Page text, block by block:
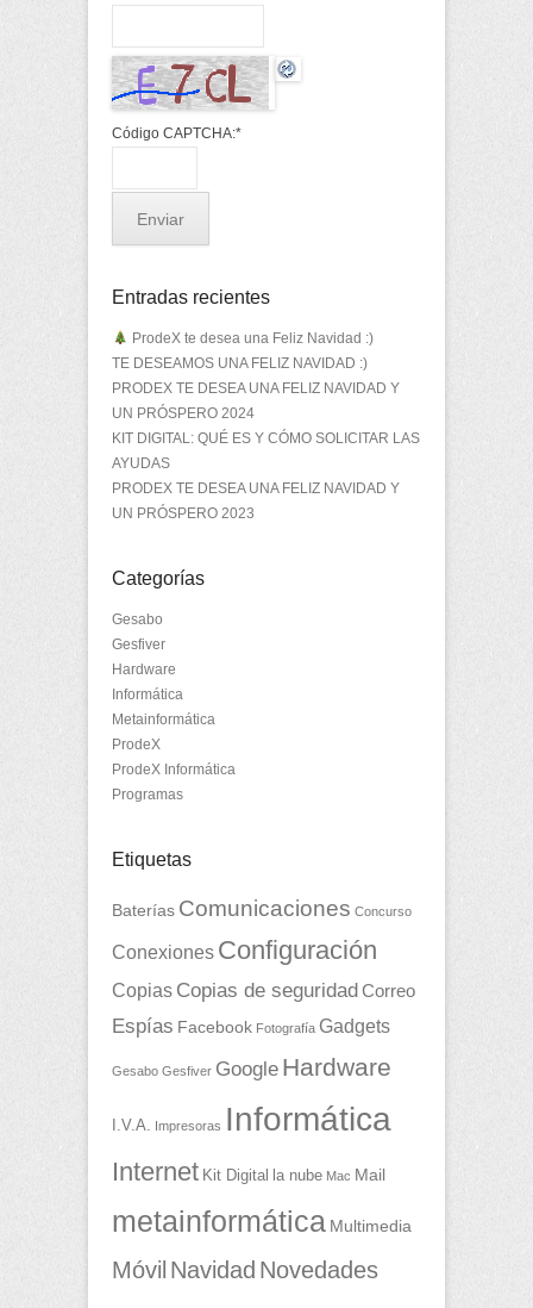
Código CAPTCHA:*
Entradas recientes
ProdeX te desea una Feliz Navidad :)
TE DESEAMOS UNA FELIZ NAVIDAD :)
PRODEX TE DESEA UNA FELIZ NAVIDAD Y
UN PRÓSPERO 2024
KIT DIGITAL: QUÉ ES Y CÓMO SOLICITAR LAS
AYUDAS
PRODEX TE DESEA UNA FELIZ NAVIDAD Y
UN PRÓSPERO 2023
Categorías
Gesabo
Gesfiver
Hardware
Informática
Metainformática
ProdeX
ProdeX Informática
Programas
Etiquetas
Baterías Comunicaciones Concurso
Conexiones Configuración
Copias Copias de seguridad Correo
Espías Facebook Fotografía Gadgets
Gesabo Gesfiver Google Hardware
I.V.A. Impresoras Informática
Internet Kit Digital la nube Mac Mail
metainformática Multimedia
Móvil Navidad Novedades